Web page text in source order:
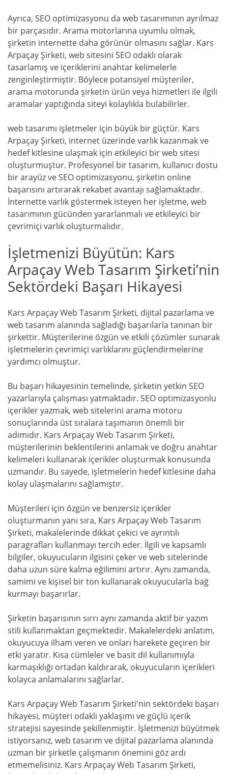
Ayrıca, SEO optimizasyonu da web tasarımının ayrılmaz
bir parçasıdır. Arama motorlarına uyumlu olmak,
şirketin internette daha görünür olmasını sağlar. Kars
Arpaçay Şirketi, web sitesini SEO odaklı olarak
tasarlamış ve içeriklerini anahtar kelimelerle
zenginleştirmiştir. Böylece potansiyel müşteriler,
arama motorunda şirketin ürün veya hizmetleri ile ilgili
aramalar yaptığında siteyi kolaylıkla bulabilirler.
web tasarımı işletmeler için büyük bir güçtür. Kars
Arpaçay Şirketi, internet üzerinde varlık kazanmak ve
hedef kitlesine ulaşmak için etkileyici bir web sitesi
oluşturmuştur. Profesyonel bir tasarım, kullanıcı dostu
bir arayüz ve SEO optimizasyonu, şirketin online
başarısını artırarak rekabet avantajı sağlamaktadır.
İnternette varlık göstermek isteyen her işletme, web
tasarımının gücünden yararlanmalı ve etkileyici bir
çevrimiçi varlık oluşturmalıdır.
İşletmenizi Büyütün: Kars
Arpaçay Web Tasarım Şirketi’nin
Sektördeki Başarı Hikayesi
Kars Arpaçay Web Tasarım Şirketi, dijital pazarlama ve
web tasarım alanında sağladığı başarılarla tanınan bir
şirkettir. Müşterilerine özgün ve etkili çözümler sunarak
işletmelerin çevrimiçi varlıklarını güçlendirmelerine
yardımcı olmuştur.
Bu başarı hikayesinin temelinde, şirketin yetkin SEO
yazarlarıyla çalışması yatmaktadır. SEO optimizasyonlu
içerikler yazmak, web sitelerini arama motoru
sonuçlarında üst sıralara taşımanın önemli bir
adımıdır. Kars Arpaçay Web Tasarım Şirketi,
müşterilerinin beklentilerini anlamak ve doğru anahtar
kelimeleri kullanarak içerikler oluşturmak konusunda
uzmandır. Bu sayede, işletmelerin hedef kitlesine daha
kolay ulaşmalarını sağlamıştır.
Müşterileri için özgün ve benzersiz içerikler
oluşturmanın yanı sıra, Kars Arpaçay Web Tasarım
Şirketi, makalelerinde dikkat çekici ve ayrıntılı
paragrafları kullanmayı tercih eder. İlgili ve kapsamlı
bilgiler, okuyucuların ilgisini çeker ve web sitelerinde
daha uzun süre kalma eğilimini artırır. Aynı zamanda,
samimi ve kişisel bir ton kullanarak okuyucularla bağ
kurmayı başarırlar.
Şirketin başarısının sırrı aynı zamanda aktif bir yazım
stili kullanmaktan geçmektedir. Makalelerdeki anlatım,
okuyucuya ilham veren ve onları harekete geçiren bir
etki yaratır. Kısa cümleler ve basit dil kullanımıyla
karmaşıklığı ortadan kaldırarak, okuyucuların içerikleri
kolayca anlamalarını sağlarlar.
Kars Arpaçay Web Tasarım Şirketi'nin sektördeki başarı
hikayesi, müşteri odaklı yaklaşımı ve güçlü içerik
stratejisi sayesinde şekillenmiştir. İşletmenizi büyütmek
istiyorsanız, web tasarım ve dijital pazarlama alanında
uzman bir şirketle çalışmanın önemini göz ardı
etmemelisiniz. Kars Arpaçay Web Tasarım Şirketi,